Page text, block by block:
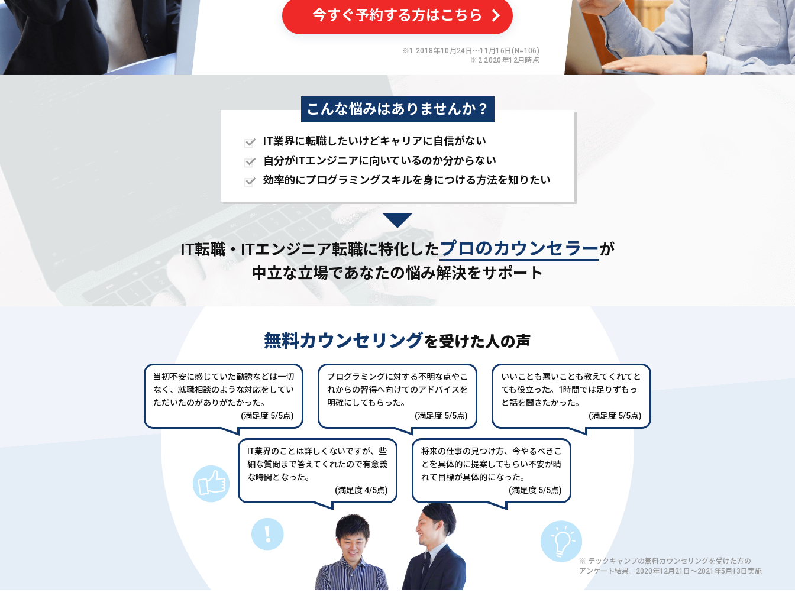
今すぐ予約する方はこちら
※1 2018年10月24日〜11月16日(N=106)
※2 2020年12月時点
こんな悩みはありませんか？
IT業界に転職したいけどキャリアに自信がない
自分がITエンジニアに向いているのか分からない
効率的にプログラミングスキルを身につける方法を知りたい
IT転職・ITエンジニア転職に特化したプロのカウンセラーが
中立な立場であなたの悩み解決をサポート
無料カウンセリングを受けた人の声
当初不安に感じていた勧誘などは一切
なく、就職相談のような対応をしてい
ただいたのがありがたかった。
(満足度 5/5点)
プログラミングに対する不明な点やこ
れからの習得へ向けてのアドバイスを
明確にしてもらった。
(満足度 5/5点)
いいことも悪いことも教えてくれてと
ても役立った。1時間では足りずもっ
と話を聞きたかった。
(満足度 5/5点)
IT業界のことは詳しくないですが、些
細な質問まで答えてくれたので有意義
な時間となった。
(満足度 4/5点)
将来の仕事の見つけ方、今やるべきこ
とを具体的に提案してもらい不安が晴
れて目標が具体的になった。
(満足度 5/5点)
※ テックキャンプの無料カウンセリングを受けた方の
アンケート結果。2020年12月21日〜2021年5月13日実施